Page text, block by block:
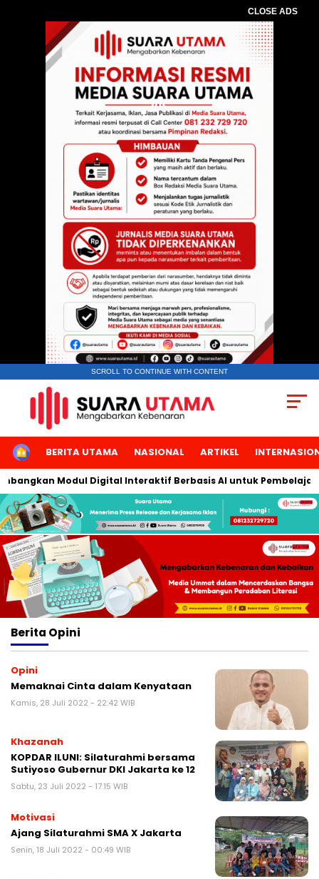
CLOSE ADS
SCROLL TO CONTINUE WITH CONTENT
HOMEBERITA UTAMA NASIONAL ARTIKEL
Modul Digital Interaktif Berbasis AI untuk
Berita Opini
Opini
Memaknai Cinta dalam Kenyataan
Kamis, 28 Juli 2022 - 22:42 WIB
Khazanah
KOPDAR ILUNI: Silaturahmi bersama
Sutiyoso Gubernur DKI Jakarta ke 12
Sabtu, 23 Juli 2022 - 17:15 WIB
Motivasi
Ajang Silaturahmi SMA X Jakarta
Senin, 18 Juli 2022 - 00:49 WIB